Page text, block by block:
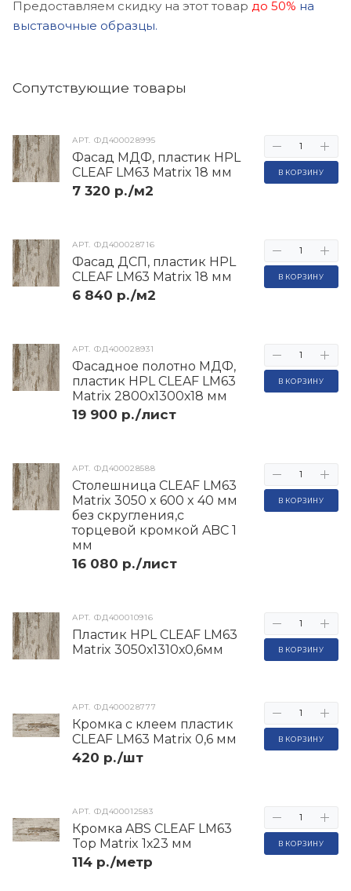
Предоставляем скидку на этот товар до 50% на
выставочные образцы.
Cопутствующие товары
АРТ.ФД400012583
Кромка ABS CLEAF LM63
Top Matrix 1х23 мм
114 р./метр
В КОРЗИНУ
АРТ.ФД400028777
Кромка с клеем пластик
CLEAF LM63 Matrix 0,6 мм
420 р./шт
В КОРЗИНУ
АРТ.ФД400010916
Пластик HPL CLEAF LM63
Matrix 3050х1310х0,6мм
В КОРЗИНУ
АРТ.ФД400028588
Столешница CLEAF LM63
Matrix 3050 x 600 x 40 мм
без скругления,с
торцевой кромкой ABC 1
мм
16 080 р./лист
В КОРЗИНУ
АРТ.ФД400028931
Фасадное полотно МДФ,
пластик HPL CLEAF LM63
Matrix 2800х1300х18 мм
19 900 р./лист
В КОРЗИНУ
АРТ.ФД400028716
Фасад ДСП, пластик HPL
CLEAF LM63 Matrix 18 мм
6 840 р./м2
В КОРЗИНУ
АРТ.ФД400028995
Фасад МДФ, пластик HPL
CLEAF LM63 Matrix 18 мм
7 320 р./м2
В КОРЗИНУ